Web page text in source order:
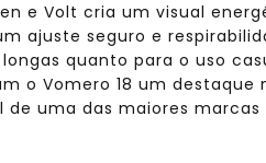
e Volt cria um visual
ajuste seguro e
quanto para o uso
o Vomero 18 um destaque
uma das maiores marcas